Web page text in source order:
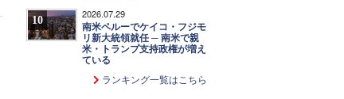
10 2026.07.29
南米ペルーでケイコ・フジモ
リ新大統領就任 ─ 南米で親
米・トランプ支持政権が増え
ている
ランキング一覧はこちら